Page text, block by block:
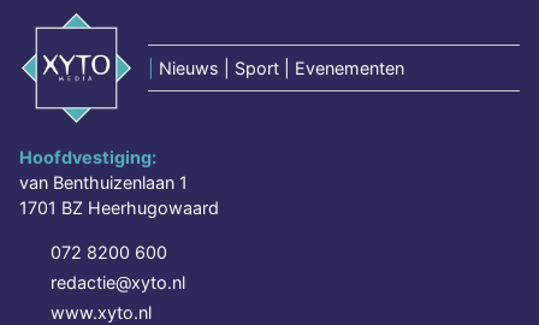
Nieuws | Sport | Evenementen
Hoofdvestiging:
van Benthuizenlaan 1
1701 BZ Heerhugowaard
072 8200 600
redactie@xyto.nl
www.xyto.nl